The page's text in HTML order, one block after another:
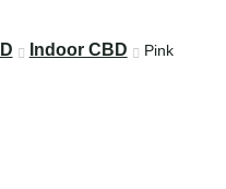
Indoor CBD
Pink